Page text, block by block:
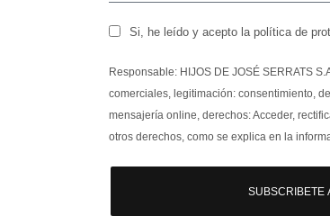
Si, he leído y acepto la política de
Responsable: HIJOS DE JOSÉ SERRATS
comerciales, legitimación: consentimiento,
mensajería online, derechos: Acceder,
otros derechos, como se explica en la
SUBSCRIBETE